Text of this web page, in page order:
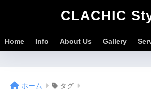
CLACHIC
Home Info About Us Gallery
ホーム タグ